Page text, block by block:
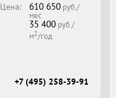
Цена: 610 650руб./
мес
35 400руб./
м2/год
+7 (495) 258-39-91